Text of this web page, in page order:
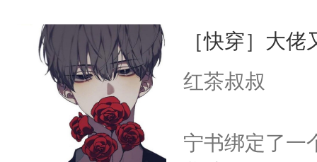
［快穿］大
红茶叔叔
宁书绑定了一